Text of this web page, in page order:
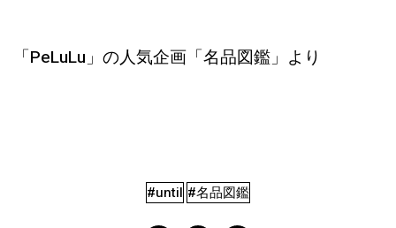
「PeLuLu」の人気企画「名品図鑑」より
#until #名品図鑑